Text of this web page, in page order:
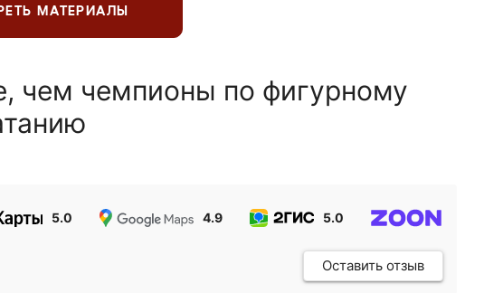
МАТЕРИАЛЫ
чем чемпионы по фигурному
5.0 4.9 5.0
Оставить отзыв